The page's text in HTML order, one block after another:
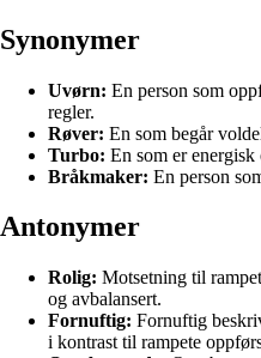
Synonymer
Uvørn: En person som
regler.
Røver: En som begår
Turbo: En som er
Bråkmaker: En person
Antonymer
Rolig: Motsetning til
og avbalansert.
Fornuftig: Fornuftig
i kontrast til rampete